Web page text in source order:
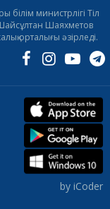
министрлігі Тіл
Шаяхметов
орталығы әзірледі.
by iCoder